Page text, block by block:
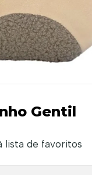
Gentil
lista de favoritos